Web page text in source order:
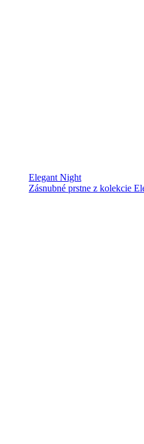
Elegant Night
Zásnubné prstne z kolekcie